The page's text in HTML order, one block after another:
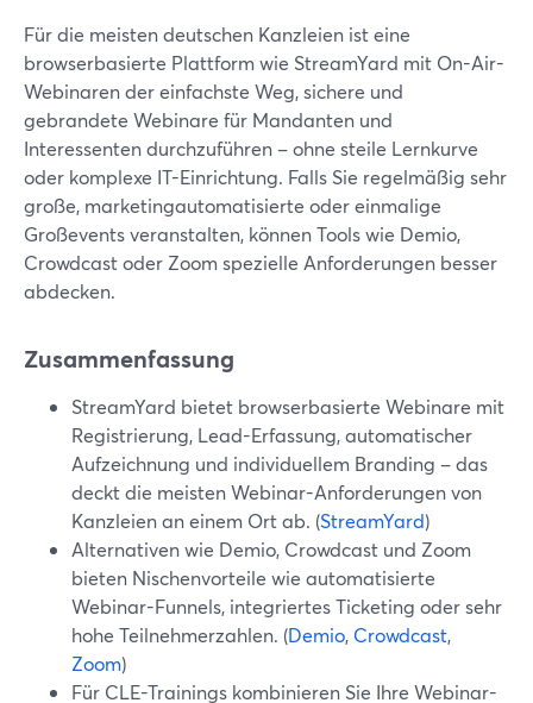
Für die meisten deutschen Kanzleien ist eine
browserbasierte Plattform wie StreamYard mit On-Air-
Webinaren der einfachste Weg, sichere und
gebrandete Webinare für Mandanten und
Interessenten durchzuführen – ohne steile Lernkurve
oder komplexe IT-Einrichtung. Falls Sie regelmäßig sehr
große, marketingautomatisierte oder einmalige
Großevents veranstalten, können Tools wie Demio,
Crowdcast oder Zoom spezielle Anforderungen besser
abdecken.
Zusammenfassung
StreamYard bietet browserbasierte Webinare mit
Registrierung, Lead-Erfassung, automatischer
Aufzeichnung und individuellem Branding – das
deckt die meisten Webinar-Anforderungen von
Kanzleien an einem Ort ab. (StreamYard)
Alternativen wie Demio, Crowdcast und Zoom
bieten Nischenvorteile wie automatisierte
Webinar-Funnels, integriertes Ticketing oder sehr
hohe Teilnehmerzahlen. (Demio, Crowdcast,
Zoom)
Für CLE-Trainings kombinieren Sie Ihre Webinar-